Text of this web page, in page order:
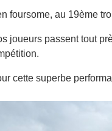
foursome, au 19ème
joueurs passent tout
cette superbe